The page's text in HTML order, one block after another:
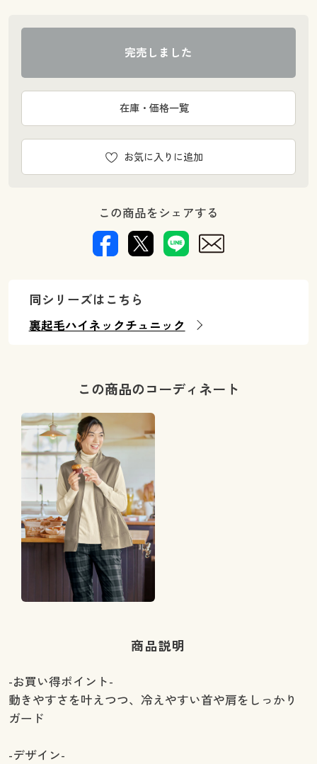
完売しました
お気に入りに追加
在庫・価格一覧
この商品をシェアする
同シリーズはこちら
裏起毛ハイネックチュニック
この商品のコーディネート
商品説明
-お買い得ポイント-
動きやすさを叶えつつ、冷えやすい首や肩をしっかり
ガード
-デザイン-